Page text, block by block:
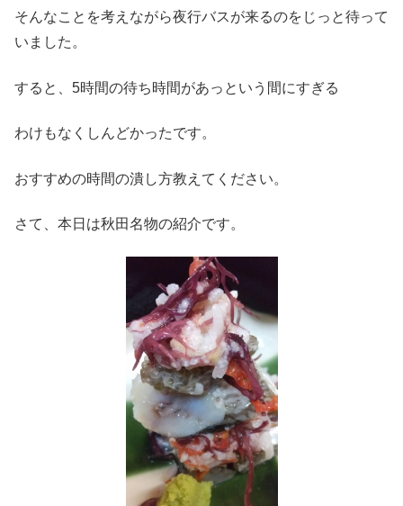
そんなことを考えながら夜行バスが来るのをじっと待って
いました。
すると、5時間の待ち時間があっという間にすぎる
わけもなくしんどかったです。
おすすめの時間の潰し方教えてください。
さて、本日は秋田名物の紹介です。